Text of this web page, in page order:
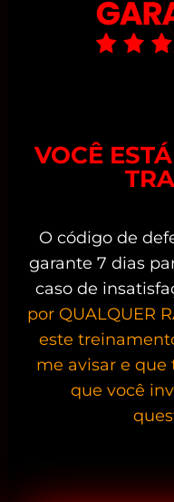
VOCÊ
O código de
garante 7 dias
caso de
por QUALQUER
este
me avisar e que
que você